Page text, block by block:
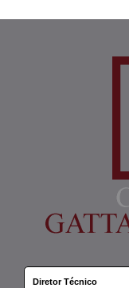
Diretor Técnico